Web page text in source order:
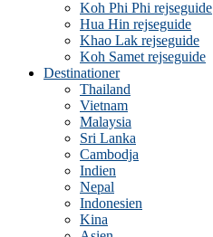
Koh Phi Phi rejseguide
Hua Hin rejseguide
Khao Lak rejseguide
Koh Samet rejseguide
Destinationer
Thailand
Vietnam
Malaysia
Sri Lanka
Cambodja
Indien
Nepal
Indonesien
Kina